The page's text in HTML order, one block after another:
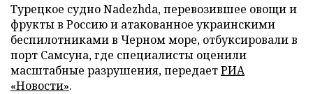
Турецкое судно Nadezhda, перевозившее овощи и
фрукты в Россию и атакованное украинскими
беспилотниками в Черном море, отбуксировали в
порт Самсуна, где специалисты оценили
масштабные разрушения, передаетРИА
«Новости».